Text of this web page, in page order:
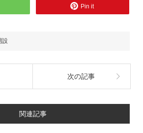
Pin it
設
次の記事
関連記事